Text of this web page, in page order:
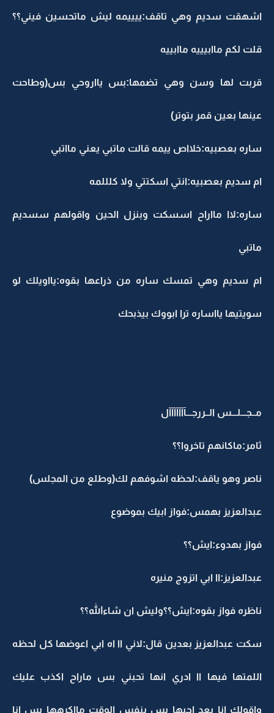
اشهقت سديم وهي تاقف:ييييمه ليش ماتحسين فيني؟؟
قلت لكم ماابيييه ماابييه
قربت لها وسن وهي تضمها:بس يااروحي بس(وطاحت
عينها بعين قمر بتوتر)
ساره بعصبيه:خلااص ييمه قالت ماتبي يعني مااتبي
ام سديم بعصبيه:انتي اسكتتي ولا كلللمه
ساره:لاا مااراح اسسكت وبنزل الحين واقولهم سسديم
ماتبي
ام سديم وهي تمسك ساره من ذراعها بقوه:يااويلك لو
سويتيها يااساره ترا ابووك بيذبحك
مــجـــلـــس الــررجـــآآآآآآآل
ثامر:ماكانهم تاخروا؟؟
ناصر وهو ياقف:لحظه اشوفهم لك(وطلع من المجلس)
عبدالعزيز بهمس:فواز ابيك بموضوع
فواز بهدوء:ايش؟؟
عبدالعزيز:اا ابي اتزوج منيره
ناظره فواز بقوه:ايش؟؟وليش ان شاءالله؟؟
سكت عبدالعزيز بعدين قال:لاني اا اه ابي اعوضها كل لحظه
اللمتها فيها اا ادري انها تحبني بس ماراح اكذب عليك
واقولك انا بعد احبها بس بنفس الوقت مااكرهها بس انا